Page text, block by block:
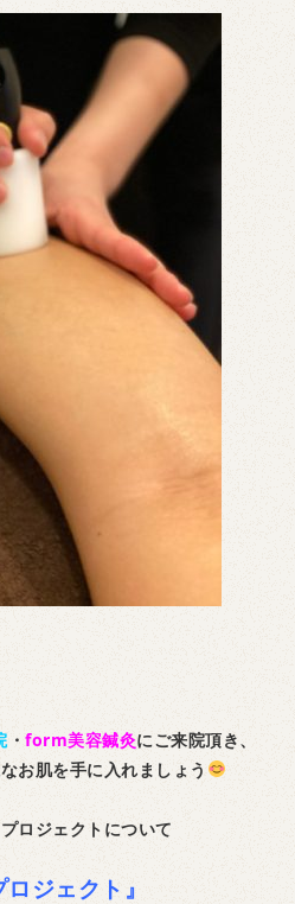
・form美容鍼灸にご来院頂き、
お肌を手に入れましょう
ロジェクトについて
ジェクト』